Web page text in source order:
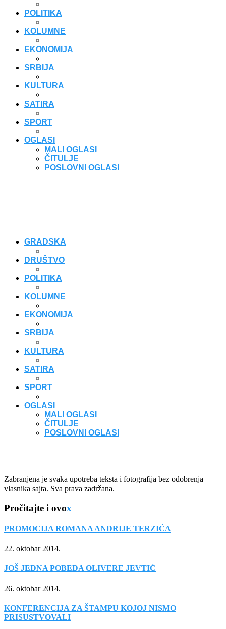
POLITIKA
KOLUMNE
EKONOMIJA
SRBIJA
KULTURA
SATIRA
SPORT
OGLASI
MALI OGLASI
ČITULJE
POSLOVNI OGLASI
GRADSKA
DRUŠTVO
POLITIKA
KOLUMNE
EKONOMIJA
SRBIJA
KULTURA
SATIRA
SPORT
OGLASI
MALI OGLASI
ČITULJE
POSLOVNI OGLASI
Zabranjena je svaka upotreba teksta i fotografija bez odobrenja
vlasnika sajta. Sva prava zadržana.
Pročitajte i ovox
PROMOCIJA ROMANA ANDRIJE TERZIĆA
22. oktobar 2014.
JOŠ JEDNA POBEDA OLIVERE JEVTIĆ
26. oktobar 2014.
KONFERENCIJA ZA ŠTAMPU KOJOJ NISMO
PRISUSTVOVALI